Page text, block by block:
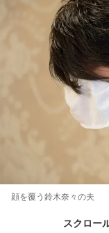
顔を覆う鈴木奈々の夫
スクロー